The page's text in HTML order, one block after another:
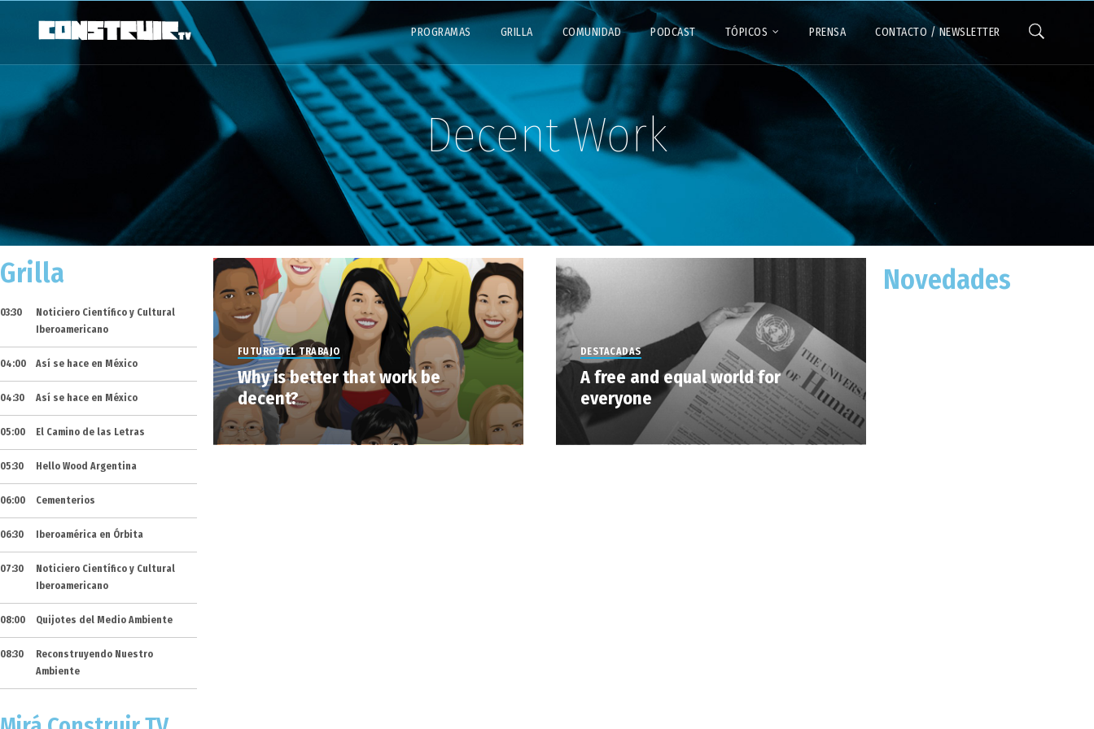
PROGRAMAS GRILLA COMUNIDAD PODCAST TÓPICOS PRENSA CONTACTO / NEWSLETTER
Decent Work
Grilla
03:30
Noticiero Científico y Cultural
Iberoamericano
04:00 Así se hace en México
04:30 Así se hace en México
05:00 El Camino de las Letras
05:30 Hello Wood Argentina
06:00 Cementerios
06:30 Iberoamérica en Órbita
07:30
Noticiero Científico y Cultural
Iberoamericano
08:00 Quijotes del Medio Ambiente
08:30
Reconstruyendo Nuestro
Ambiente
FUTURO DEL TRABAJO
Why is better that work be
decent?
DESTACADAS
A free and equal world for
everyone
Novedades